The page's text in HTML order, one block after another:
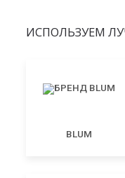
ИСПОЛЬЗУЕМ
BLUM